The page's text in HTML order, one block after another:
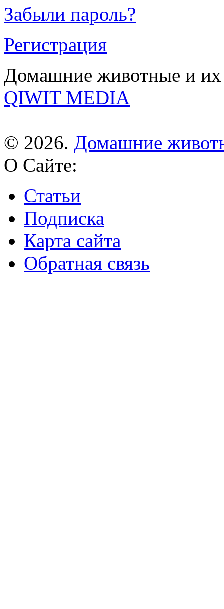
Забыли пароль?
Регистрация
Домашние животные и их
QIWIT MEDIA
© 2026. Домашние
О Сайте:
Статьи
Подписка
Карта сайта
Обратная связь